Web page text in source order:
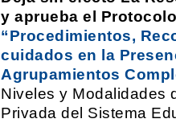
y aprueba el
“Procedimientos,
cuidados en la
Agrupamientos
Niveles y Modalidades
Privada del Sistema